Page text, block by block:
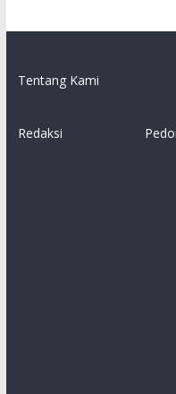
Tentang Kami
Redaksi